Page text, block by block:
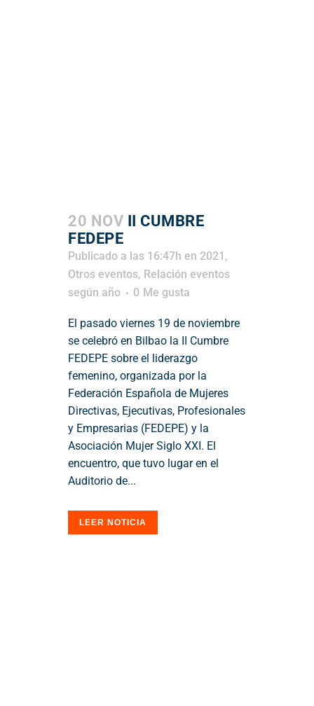
20 NOV II CUMBRE
FEDEPE
Publicado a las 16:47h en 2021 ,
Otros eventos, Relación eventos
según año
0 Me gusta
El pasado viernes 19 de noviembre
se celebró en Bilbao la II Cumbre
FEDEPE sobre el liderazgo
femenino, organizada por la
Federación Española de Mujeres
Directivas, Ejecutivas, Profesionales
y Empresarias (FEDEPE) y la
Asociación Mujer Siglo XXI. El
encuentro, que tuvo lugar en el
Auditorio de...
LEER NOTICIA